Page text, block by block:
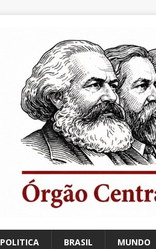
POLITICA BRASIL MUNDO